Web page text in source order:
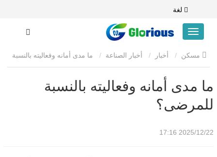
لغة
أخبار أخبار الصناعة ما مدى أمانه وفعاليته بالنسبة
للمرضى؟
ما مدى أمانه وفعاليته بالنسبة
للمرضى؟
2025/12/22 17:16